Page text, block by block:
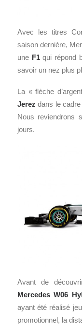
Avec les titres
saison dernière,
une F1qui répond
savoir un nez plus
La « flèche
Jerez dans le cadre
Nous reviendrons
jours.
Avant de
Mercedes W06
ayant été réalisé
promotionnel, la